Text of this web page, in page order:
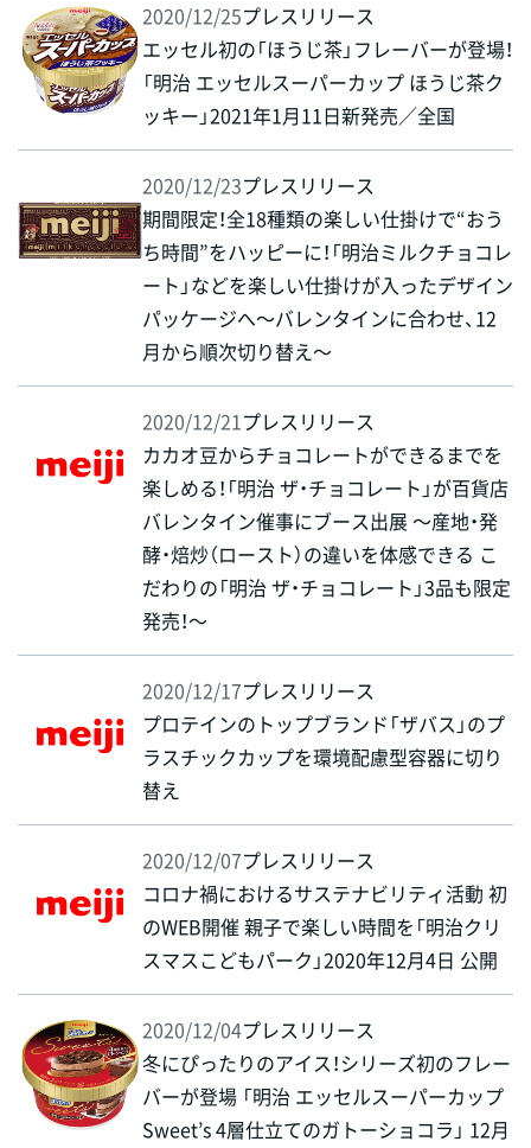
2020/12/25プレスリリース
エッセル初の「ほうじ茶」フレーバーが登場！
「明治 エッセルスーパーカップ ほうじ茶ク
ッキー」2021年1月11日新発売／全国
2020/12/23プレスリリース
期間限定！全18種類の楽しい仕掛けで“おう
ち時間”をハッピーに！「明治ミルクチョコレ
ート」などを楽しい仕掛けが入ったデザイン
パッケージへ～バレンタインに合わせ、12
月から順次切り替え～
2020/12/21プレスリリース
カカオ豆からチョコレートができるまでを
楽しめる！「明治 ザ・チョコレート」が百貨店
バレンタイン催事にブース出展 ～産地・発
酵・焙炒（ロースト）の違いを体感できる こ
だわりの「明治 ザ・チョコレート」3品も限定
発売！～
2020/12/17プレスリリース
プロテインのトップブランド「ザバス」のプ
ラスチックカップを環境配慮型容器に切り
替え
2020/12/07プレスリリース
コロナ禍におけるサステナビリティ活動 初
のWEB開催 親子で楽しい時間を「明治クリ
スマスこどもパーク」2020年12月4日 公開
2020/12/04プレスリリース
冬にぴったりのアイス！シリーズ初のフレー
バーが登場 「明治 エッセルスーパーカップ
Sweet’s 4層仕立てのガトーショコラ」 12月